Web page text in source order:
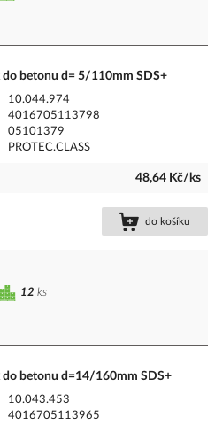
do betonu d= 5/110mm SDS+
10.044.974
4016705113798
05101379
PROTEC.CLASS
48,64 Kč/ks
do košíku
12 ks
do betonu d=14/160mm SDS+
10.043.453
4016705113965